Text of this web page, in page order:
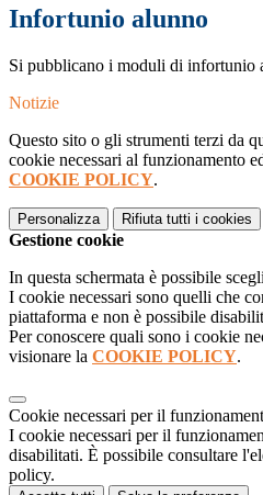
Infortunio alunno
Si pubblicano i moduli di infortunio
Notizie
Questo sito o gli strumenti terzi da
cookie necessari al funzionamento
COOKIE POLICY.
Personalizza Rifiuta tutti i cookies
Gestione cookie
In questa schermata è possibile
I cookie necessari sono quelli che
piattaforma e non è possibile
Per conoscere quali sono i cookie
visionare la COOKIE POLICY.
Cookie necessari per il
I cookie necessari per il
disabilitati. È possibile consultare
policy.